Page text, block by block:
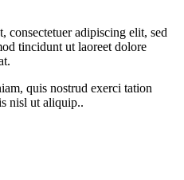
consectetuer adipiscing elit, sed
tincidunt ut laoreet dolore
quis nostrud exerci tation
nisl ut aliquip..